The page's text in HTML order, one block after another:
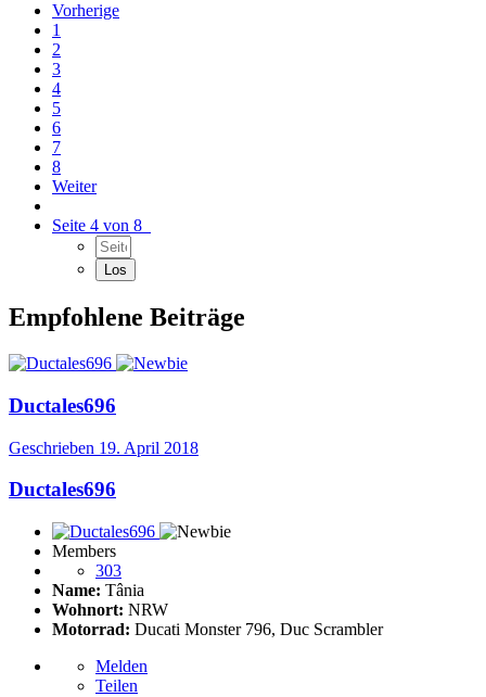
Vorherige
1
2
3
4
5
6
7
8
Weiter
Seite 4 von 8
Empfohlene Beiträge
Ductales696
Geschrieben 19. April 2018
Ductales696
Members
303
Name: Tânia
Wohnort: NRW
Motorrad: Ducati Monster 796, Duc Scrambler
Melden
Teilen